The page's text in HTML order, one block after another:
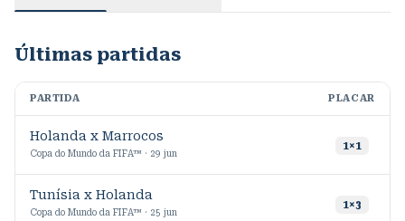
Últimas partidas
PARTIDA PLACAR
Holanda x Marrocos
Copa do Mundo da FIFA™ · 29 jun
1×1
Tunísia x Holanda
Copa do Mundo da FIFA™ · 25 jun
1×3